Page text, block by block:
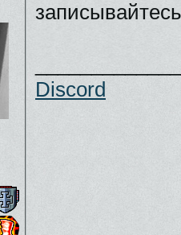
Discord